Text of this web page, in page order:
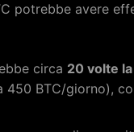
potrebbe avere
circa 20 volte
450 BTC/giorno),